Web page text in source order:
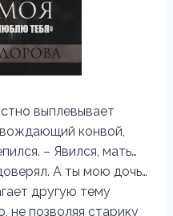
выплевывает
конвой,
– Явился, мать…
А ты мою дочь…
другую тему
не позволяя старику